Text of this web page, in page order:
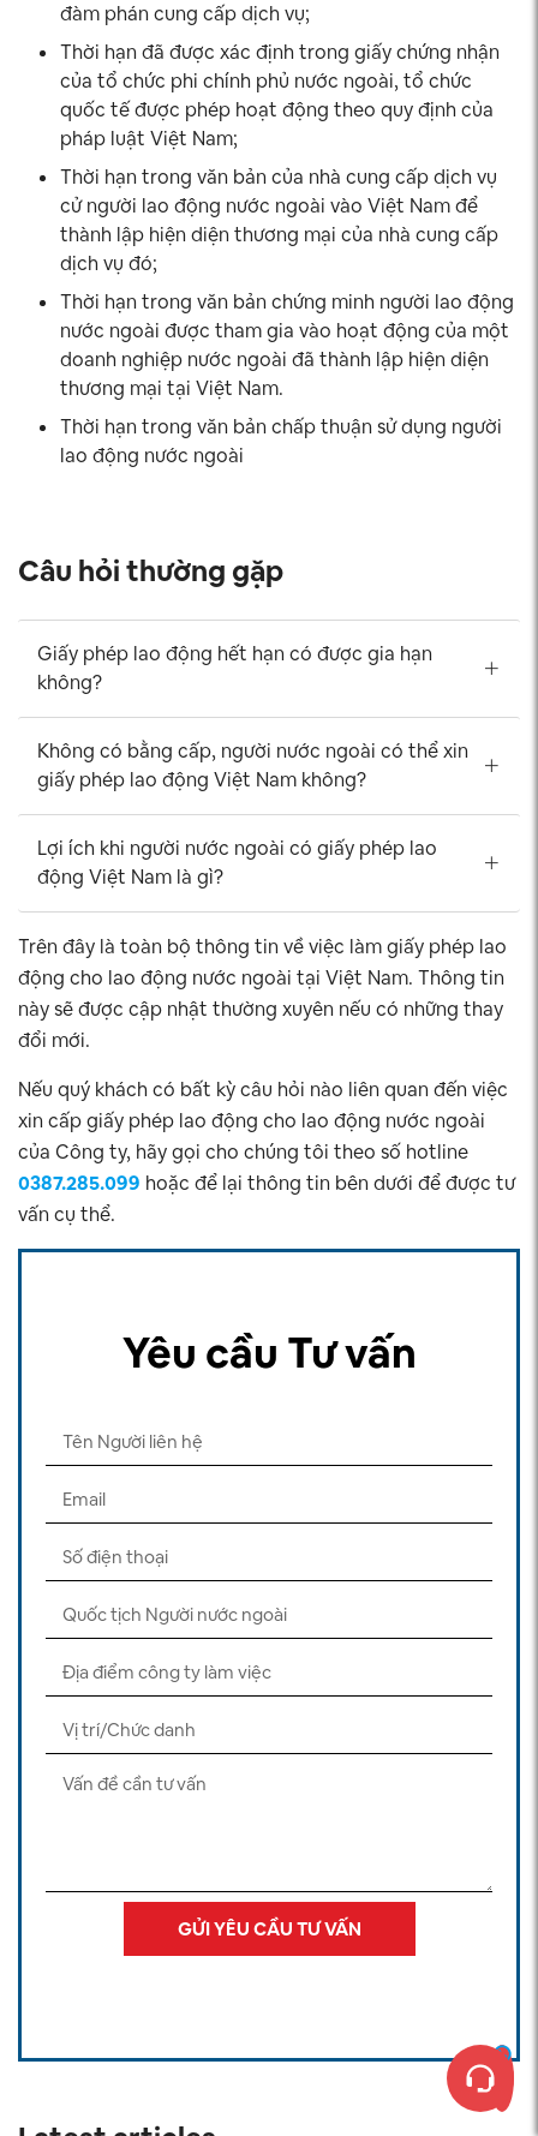
đàm phán cung cấp dịch vụ;
Thời hạn đã được xác định trong giấy chứng nhận
của tổ chức phi chính phủ nước ngoài, tổ chức
quốc tế được phép hoạt động theo quy định của
pháp luật Việt Nam;
Thời hạn trong văn bản của nhà cung cấp dịch vụ
cử người lao động nước ngoài vào Việt Nam để
thành lập hiện diện thương mại của nhà cung cấp
dịch vụ đó;
Thời hạn trong văn bản chứng minh người lao động
nước ngoài được tham gia vào hoạt động của một
doanh nghiệp nước ngoài đã thành lập hiện diện
thương mại tại Việt Nam.
Thời hạn trong văn bản chấp thuận sử dụng người
lao động nước ngoài
Câu hỏi thường gặp
Giấy phép lao động hết hạn có được gia hạn
không?
Không có bằng cấp, người nước ngoài có thể xin
giấy phép lao động Việt Nam không?
Lợi ích khi người nước ngoài có giấy phép lao
động Việt Nam là gì?
Trên đây là toàn bộ thông tin về việc làm giấy phép lao
động cho lao động nước ngoài tại Việt Nam. Thông tin
này sẽ được cập nhật thường xuyên nếu có những thay
đổi mới.
Nếu quý khách có bất kỳ câu hỏi nào liên quan đến việc
xin cấp giấy phép lao động cho lao động nước ngoài
của Công ty, hãy gọi cho chúng tôi theo số hotline
0387.285.099 hoặc để lại thông tin bên dưới để được tư
vấn cụ thể.
Yêu cầu Tư vấn
GỬI YÊU CẦU TƯ VẤN